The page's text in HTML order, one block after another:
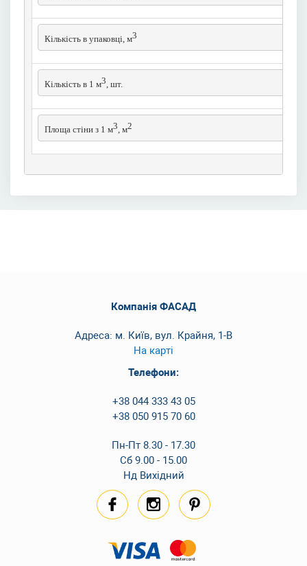
Кількість в упаковці, м3
Кількість в 1 м3, шт.
Площа стіни з 1 м3, м2
Компанія ФАСАД
Адреса: м. Київ, вул. Крайня, 1-В
На карті
Телефони:
+38 044 333 43 05
+38 050 915 70 60
Пн-Пт 8.30 - 17.30
Сб 9.00 - 15.00
Нд Вихідний